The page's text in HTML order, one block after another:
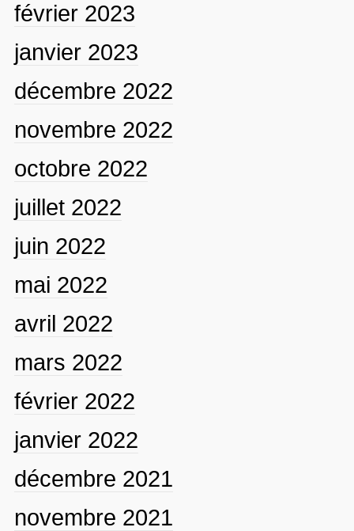
février 2023
janvier 2023
décembre 2022
novembre 2022
octobre 2022
juillet 2022
juin 2022
mai 2022
avril 2022
mars 2022
février 2022
janvier 2022
décembre 2021
novembre 2021